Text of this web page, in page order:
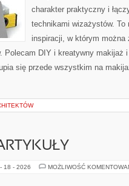
charakter praktyczny i
technikami wizażystów. To
inspiracji, w którym
Polecam DIY i kreatywny makijaż
się przede wszystkim na
18 - 2026 MOŻLIWOŚĆ